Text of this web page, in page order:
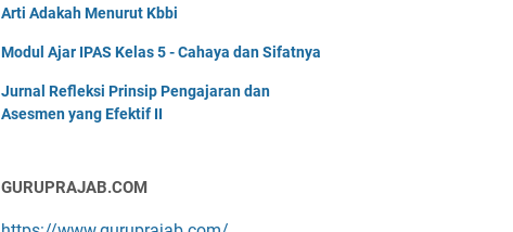
Arti Adakah Menurut Kbbi
Modul Ajar IPAS Kelas 5 - Cahaya dan Sifatnya
Jurnal Refleksi Prinsip Pengajaran dan
Asesmen yang Efektif II
GURUPRAJAB.COM